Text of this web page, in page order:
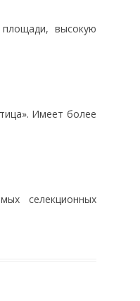
высокую
Имеет более
селекционных